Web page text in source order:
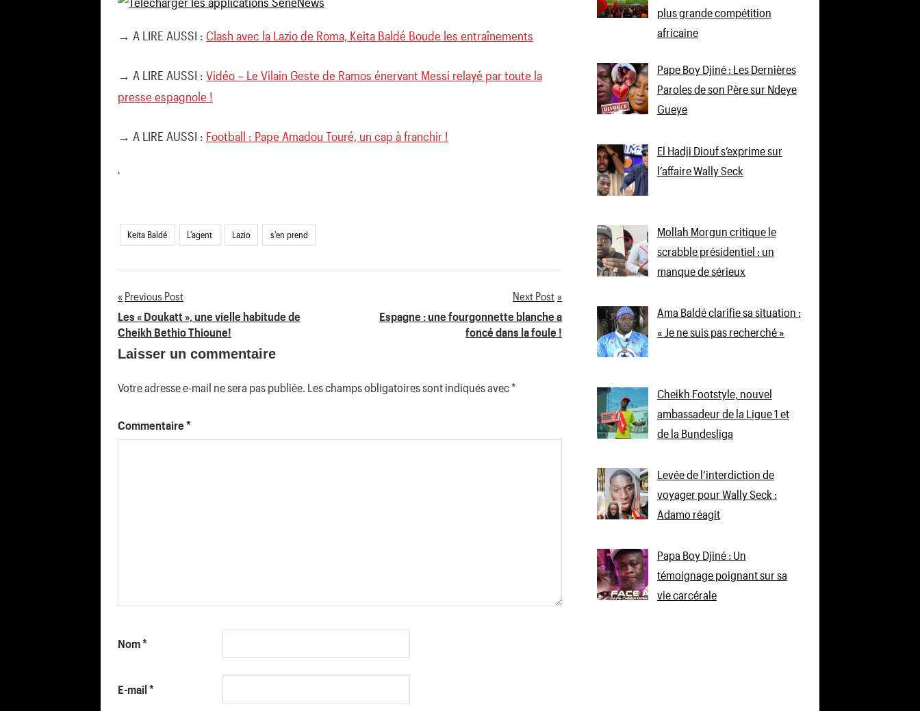
→ A LIRE AUSSI : Clash avec la Lazio de Roma, Keita Baldé Boude les entraînements
→ A LIRE AUSSI : Vidéo – Le Vilain Geste de Ramos énervant Messi relayé par toute la
presse espagnole !
→ A LIRE AUSSI : Football : Pape Amadou Touré, un cap à franchir !
'
Keita Baldé L'agent Lazio s'en prend
Navigation
de
Previous Post
Les « Doukatt », une vielle habitude de
Cheikh Bethio Thioune!
Next Post
Espagne : une fourgonnette blanche a
foncé dans la foule !
Laisser un commentaire
Votre adresse e-mail ne sera pas publiée. Les champs obligatoires sont indiqués avec*
Commentaire *
Nom*
E-mail *
plus grande compétition
africaine
Pape Boy Djiné : Les Dernières
Paroles de son Père sur Ndeye
Gueye
El Hadji Diouf s’exprime sur
l’affaire Wally Seck
Mollah Morgun critique le
scrabble présidentiel : un
manque de sérieux
Ama Baldé clarifie sa situation :
« Je ne suis pas recherché »
Cheikh Footstyle, nouvel
ambassadeur de la Ligue 1 et
de la Bundesliga
Levée de l’interdiction de
voyager pour Wally Seck :
Adamo réagit
Papa Boy Djiné : Un
témoignage poignant sur sa
vie carcérale